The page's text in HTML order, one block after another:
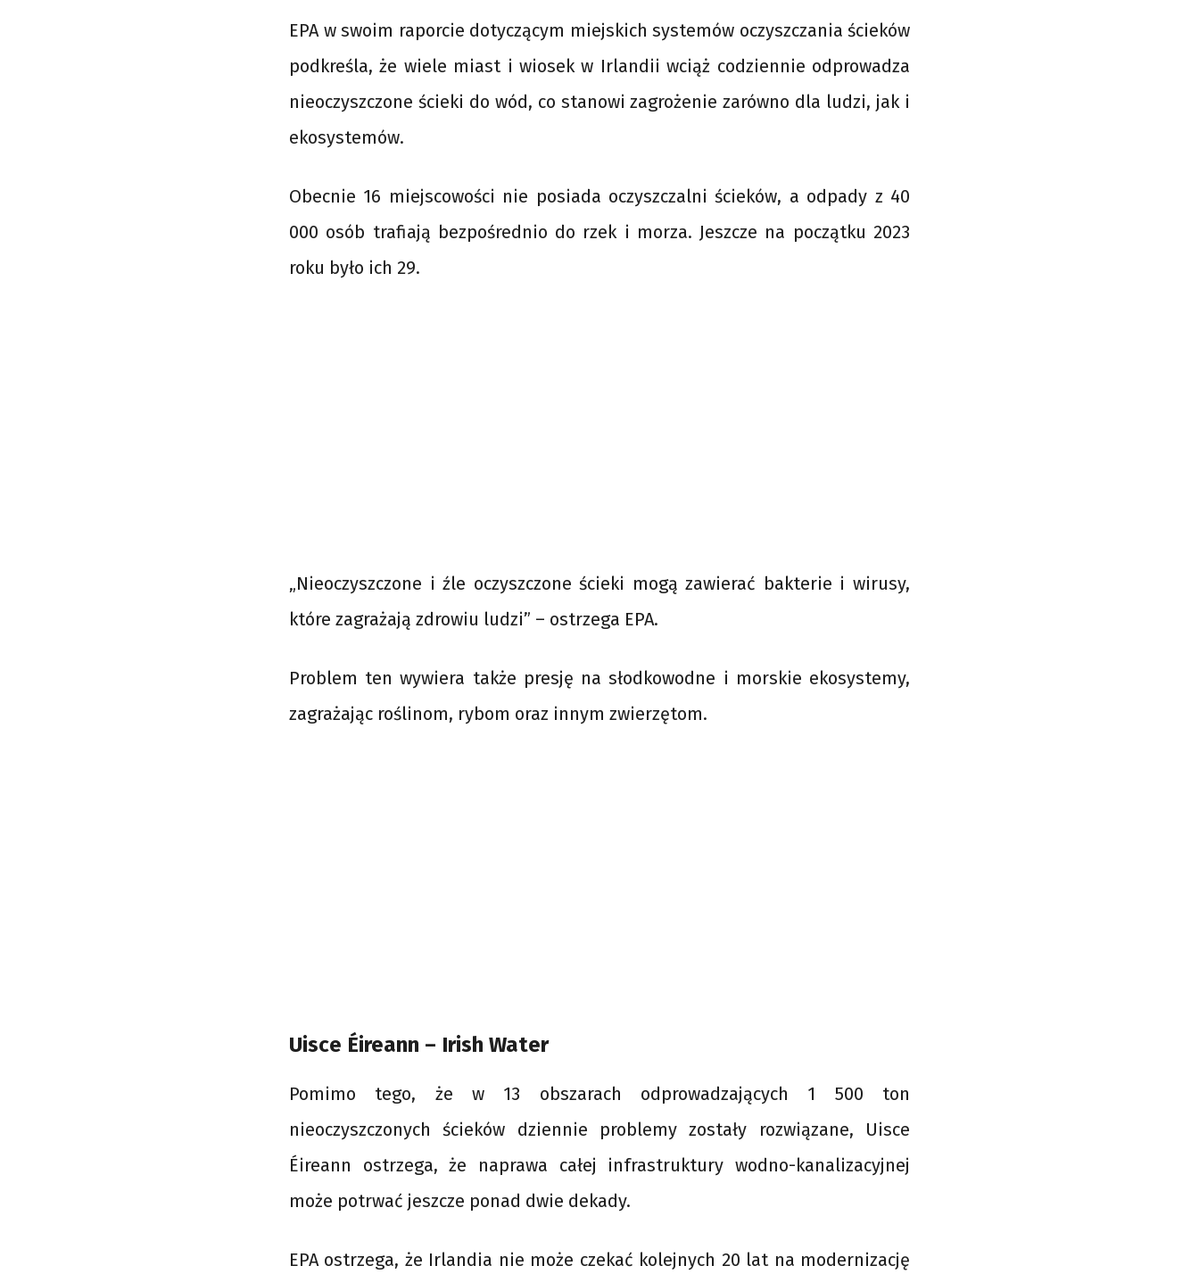
EPA w swoim raporcie dotyczącym miejskich systemów oczyszczania ścieków
podkreśla, że wiele miast i wiosek w Irlandii wciąż codziennie odprowadza
nieoczyszczone ścieki do wód, co stanowi zagrożenie zarówno dla ludzi, jak i
ekosystemów.
Obecnie 16 miejscowości nie posiada oczyszczalni ścieków, a odpady z 40
000 osób trafiają bezpośrednio do rzek i morza. Jeszcze na początku 2023
roku było ich 29.
„Nieoczyszczone i źle oczyszczone ścieki mogą zawierać bakterie i wirusy,
które zagrażają zdrowiu ludzi” – ostrzega EPA.
Problem ten wywiera także presję na słodkowodne i morskie ekosystemy,
zagrażając roślinom, rybom oraz innym zwierzętom.
Uisce Éireann – Irish Water
Pomimo tego, że w 13 obszarach odprowadzających 1 500 ton
nieoczyszczonych ścieków dziennie problemy zostały rozwiązane, Uisce
Éireann ostrzega, że naprawa całej infrastruktury wodno-kanalizacyjnej
może potrwać jeszcze ponad dwie dekady.
EPA ostrzega, że Irlandia nie może czekać kolejnych 20 lat na modernizację